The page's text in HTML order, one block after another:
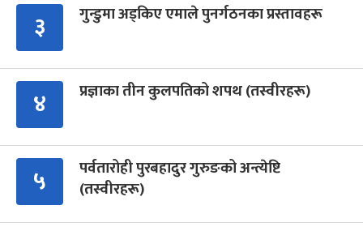
३ गुन्डुमा अड्किए एमाले पुनर्गठनका प्रस्तावहरू
४ प्रज्ञाका तीन कुलपतिको शपथ (तस्वीरहरू)
५
पर्वतारोही पुरबहादुर गुरुङको अन्त्येष्टि
(तस्वीरहरू)